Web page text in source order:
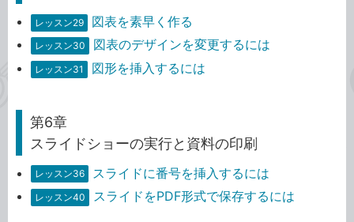
レッスン29 図表を素早く作る
レッスン30 図表のデザインを変更するには
レッスン31 図形を挿入するには
第6章
スライドショーの実行と資料の印刷
レッスン36 スライドに番号を挿入するには
レッスン40 スライドをPDF形式で保存するには